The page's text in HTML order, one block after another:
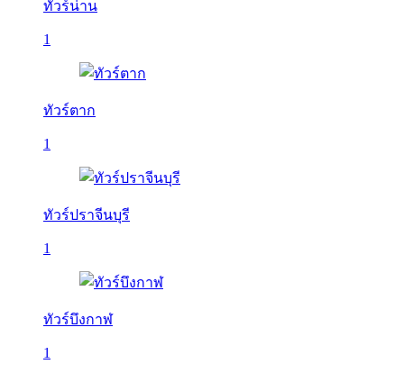
ทัวร์น่าน
1
ทัวร์ตาก
1
ทัวร์ปราจีนบุรี
1
ทัวร์บึงกาฬ
1